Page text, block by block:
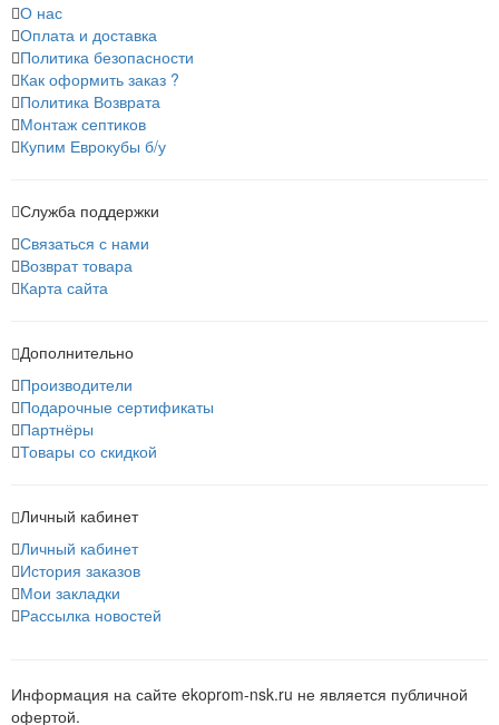
О нас
Оплата и доставка
Политика безопасности
Как оформить заказ ?
Политика Возврата
Монтаж септиков
Купим Еврокубы б/у
Служба поддержки
Связаться с нами
Возврат товара
Карта сайта
Дополнительно
Производители
Подарочные сертификаты
Партнёры
Товары со скидкой
Личный кабинет
Личный кабинет
История заказов
Мои закладки
Рассылка новостей
Информация на сайте ekoprom-nsk.ru не является публичной
офертой.